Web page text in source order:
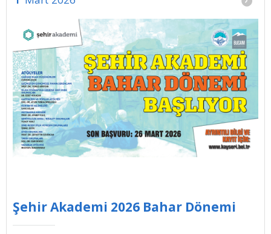
Şehir Akademi 2026 Bahar Dönemi